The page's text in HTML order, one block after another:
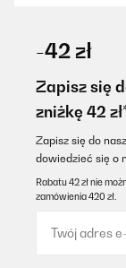
-42 zł
Zapisz się
zniżkę 42
Zapisz się do
dowiedzieć się o
Rabatu 42 zł nie
zamówienia 420 zł.